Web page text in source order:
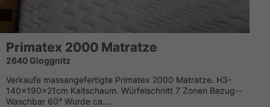
Primatex 2000 Matratze
2640 Gloggnitz
Verkaufe massangefertigte Primatex 2000 Matratze. H3-
140x190x21cm Kaltschaum. Würfelschnitt 7 Zonen Bezug--
Waschbar 60° Wurde ca....